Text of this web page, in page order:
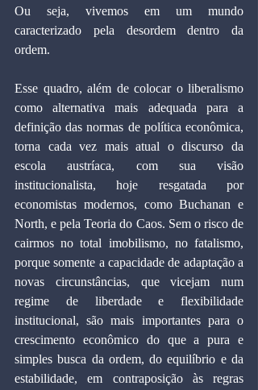
Ou seja, vivemos em um mundo
caracterizado pela desordem dentro da
ordem.
Esse quadro, além de colocar o liberalismo
como alternativa mais adequada para a
definição das normas de política econômica,
torna cada vez mais atual o discurso da
escola austríaca, com sua visão
institucionalista, hoje resgatada por
economistas modernos, como Buchanan e
North, e pela Teoria do Caos. Sem o risco de
cairmos no total imobilismo, no fatalismo,
porque somente a capacidade de adaptação a
novas circunstâncias, que vicejam num
regime de liberdade e flexibilidade
institucional, são mais importantes para o
crescimento econômico do que a pura e
simples busca da ordem, do equilíbrio e da
estabilidade, em contraposição às regras